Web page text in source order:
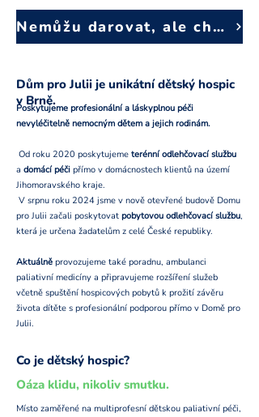
Nemůžu darovat, ale chci vědět víc: Odebírejte e-mailový zpravodaj
Dům pro Julii je unikátní dětský hospic
v Brně.
Poskytujeme profesionální a láskyplnou péči
nevyléčitelně nemocným dětem a jejich rodinám.
Od roku 2020 poskytujeme terénní odlehčovací službu
a domácí péči přímo v domácnostech klientů na území
Jihomoravského kraje.
V srpnu roku 2024 jsme v nově otevřené budově Domu
pro Julii začali poskytovat pobytovou odlehčovací službu,
která je určena žadatelům z celé České republiky.
Aktuálně provozujeme také poradnu, ambulanci
paliativní medicíny a připravujeme rozšíření služeb
včetně spuštění hospicových pobytů k prožití závěru
života dítěte s profesionální podporou přímo v Domě pro
Julii.
Co je dětský hospic?
Oáza klidu, nikoliv smutku.
Místo zaměřené na multiprofesní dětskou paliativní péči,